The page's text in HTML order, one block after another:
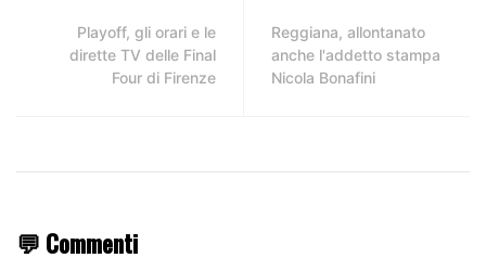
Playoff, gli orari e le
dirette TV delle Final
Four di Firenze
Reggiana, allontanato
anche l'addetto stampa
Nicola Bonafini
💬 Commenti